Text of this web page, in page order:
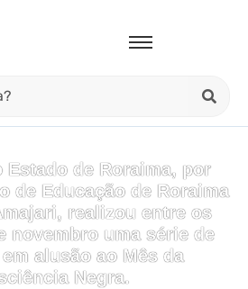
Estado de Roraima, por
de Educação de Roraima
realizou entre os
novembro uma série de
alusão ao Mês da
Negra.